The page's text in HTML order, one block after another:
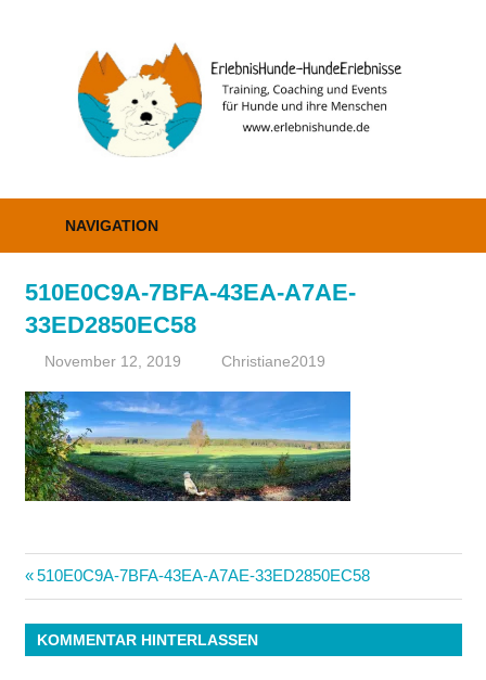
Coaching
NAVIGATION
510E0C9A-7BFA-43EA-A7AE-
33ED2850EC58
November 12, 2019 Christiane2019
Beitrags-
Navigation
Vorheriger
Beitrag:
510E0C9A-7BFA-43EA-A7AE-33ED2850EC58
KOMMENTAR HINTERLASSEN